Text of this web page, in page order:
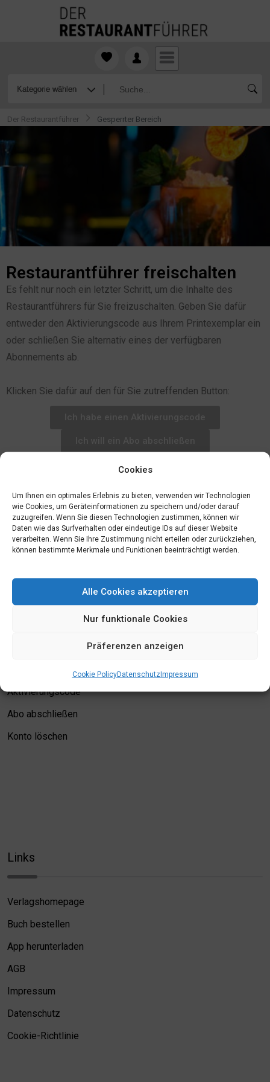
Cookies
Um Ihnen ein optimales Erlebnis zu bieten, verwenden wir Technologien
wie Cookies, um Geräteinformationen zu speichern und/oder darauf
zuzugreifen. Wenn Sie diesen Technologien zustimmen, können wir
Daten wie das Surfverhalten oder eindeutige IDs auf dieser Website
verarbeiten. Wenn Sie Ihre Zustimmung nicht erteilen oder zurückziehen,
können bestimmte Merkmale und Funktionen beeinträchtigt werden.
Alle Cookies akzeptieren
Nur funktionale Cookies
Präferenzen anzeigen
Cookie PolicyDatenschutzImpressum
Der Restaurantführer Gesperrter Bereich
Restaurantführer freischalten
Es fehlt nur noch ein letzter Schritt, um die Inhalte des
Restaurantführers für Sie freizuschalten. Geben Sie dafür
entweder den Aktivierungscode aus Ihrem Printexemplar ein
oder schließen Sie alternativ eines der verfügbaren
Abonnements ab.
Klicken Sie dafür auf den für Sie zutreffenden Button:
Login
Bewertungskriterien
Aktivierungscode
Abo abschließen
Konto löschen
Links
Verlagshomepage
Buch bestellen
App herunterladen
AGB
Impressum
Datenschutz
Cookie-Richtlinie